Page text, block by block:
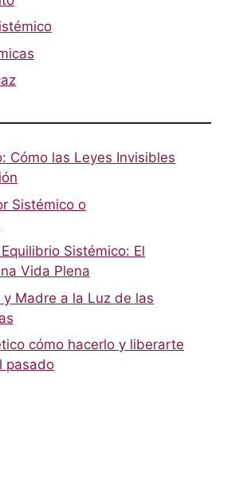
Cómo las Leyes Invisibles
Sistémico o
Sistémico: El
Vida Plena
Madre a la Luz de las
cómo hacerlo y liberarte
pasado